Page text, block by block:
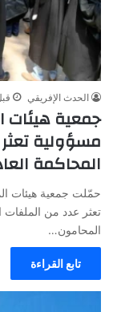
الحدث الإفريقي قبل 16
جمعية هيئات
مسؤولية
المحاكمة
حمّلت جمعية هيئات
تعثر عدد من
المحامون…
تابع القراءة